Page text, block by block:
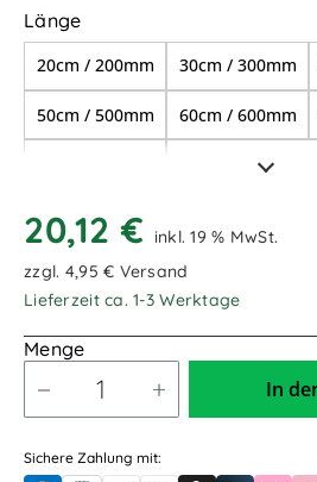
Längeauswählen
20cm / 200mm 30cm / 300mm
50cm / 500mm 60cm / 600mm
1,00m / 1.000mm
2,00m / 2.000mm
20,12 €
inkl. 19 % MwSt.
zzgl. 4,95 € Versand
Lieferzeit ca. 1-3 Werktage
Menge
In
Sichere Zahlung mit: